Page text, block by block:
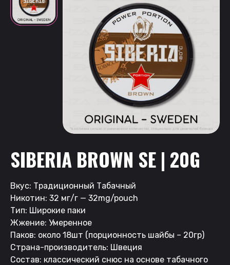
SIBERIA BROWN SE | 20G
Вкус: Традиционный Табачный
Никотин: 32 мг/г — 32mg/pouch
Тип: Широкие паки
Жжение: Умеренное
Паков: около 18шт (порционность шайбы – 20гр)
Страна-производитель: Швеция
Состав: классический снюс на основе табачного